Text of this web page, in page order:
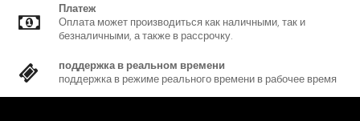
Платеж
Оплата может производиться как наличными, так и
безналичными, а также в рассрочку.
поддержка в реальном времени
поддержка в режиме реального времени в рабочее время